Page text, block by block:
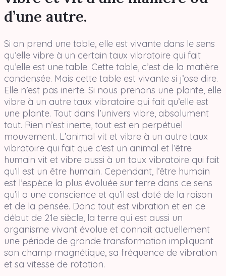
d’une autre.
Si on prend une table, elle est vivante dans le sens
qu’elle vibre à un certain taux vibratoire qui fait
qu’elle est une table. Cette table, c’est de la matière
condensée. Mais cette table est vivante si j’ose dire.
Elle n’est pas inerte. Si nous prenons une plante, elle
vibre à un autre taux vibratoire qui fait qu’elle est
une plante. Tout dans l’univers vibre, absolument
tout. Rien n’est inerte, tout est en perpétuel
mouvement. L’animal vit et vibre à un autre taux
vibratoire qui fait que c’est un animal et l’être
humain vit et vibre aussi à un taux vibratoire qui fait
qu’il est un être humain. Cependant, l’être humain
est l’espèce la plus évoluée sur terre dans ce sens
qu’il a une conscience et qu’il est doté de la raison
et de la pensée. Donc tout est vibration et en ce
début de 21e siècle, la terre qui est aussi un
organisme vivant évolue et connait actuellement
une période de grande transformation impliquant
son champ magnétique, sa fréquence de vibration
et sa vitesse de rotation.